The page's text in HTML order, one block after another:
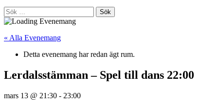
Sök
efter:
« Alla Evenemang
Detta evenemang har redan ägt rum.
Lerdalsstämman – Spel till dans 22:00
mars 13 @ 21:30 - 23:00